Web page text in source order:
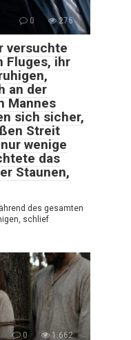
0 276
versuchte
Fluges, ihr
an der
Mannes
sich sicher,
Streit
wenige
das
Staunen,
des gesamten
schlief
0 1.662